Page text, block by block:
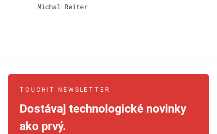
Michal Reiter
TOUCHIT NEWSLETTER
Dostávaj technologické novinky
ako prvý.